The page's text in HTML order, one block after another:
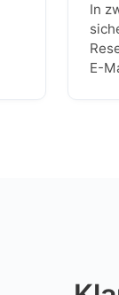
In
E-